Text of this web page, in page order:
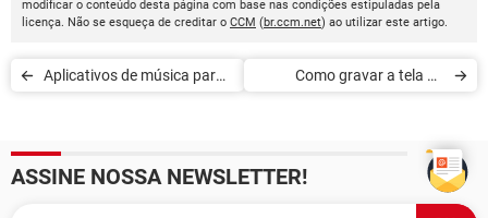
modificar o conteúdo desta página com base nas condições estipuladas pela
licença. Não se esqueça de creditar o CCM (br.ccm.net) ao utilizar este artigo.
Aplicativos de música para
Como gravar a tela do
ASSINE NOSSA NEWSLETTER!